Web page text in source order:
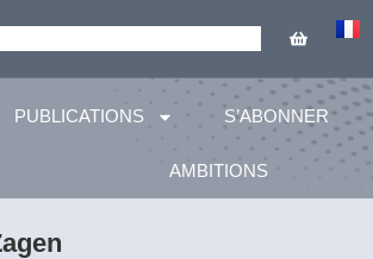
PUBLICATIONS S’ABONNER
AMBITIONS